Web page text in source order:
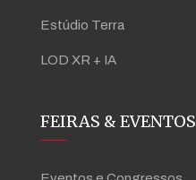
Estúdio Terra
LOD XR + IA
FEIRAS & EVENTOS